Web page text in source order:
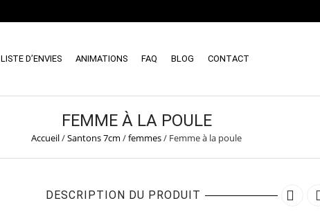
LISTE D’ENVIES ANIMATIONS FAQ BLOG CONTACT
FEMME À LA POULE
Accueil/Santons 7cm /femmes/ Femme à la poule
DESCRIPTION DU PRODUIT